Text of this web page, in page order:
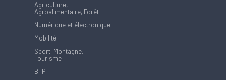
Agriculture,
Agroalimentaire, Forêt
Numérique et électronique
Mobilité
Sport, Montagne,
Tourisme
BTP